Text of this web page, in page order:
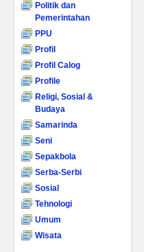
Politik dan
Pemerintahan
PPU
Profil
Profil Calog
Profile
Religi, Sosial &
Budaya
Samarinda
Seni
Sepakbola
Serba-Serbi
Sosial
Tehnologi
Umum
Wisata